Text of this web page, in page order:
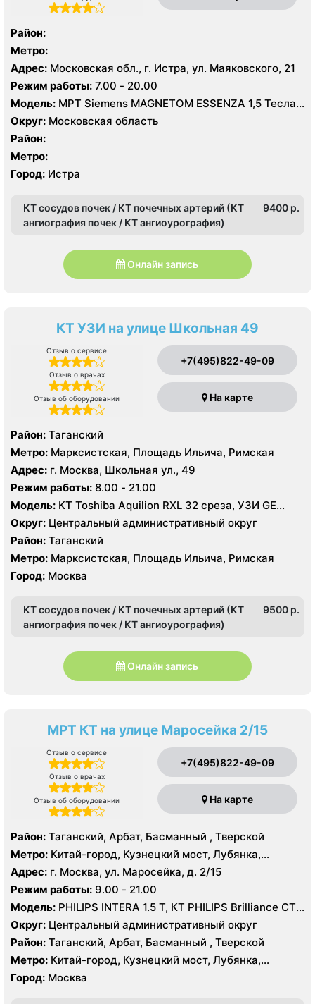
Район:
Метро:
Адрес: Московская обл., г. Истра, ул. Маяковского, 21
Режим работы: 7.00 - 20.00
Модель: МРТ Siemens MAGNETOM ESSENZA 1,5 Тесла,
КТ Siemens SOMATOM Scope 16 срезов, УЗИ
Округ: Московская область
Район:
Метро:
Город: Истра
КТ сосудов почек / КТ почечных артерий (КТ
ангиография почек / КТ ангиоурография)
9400 p.
Онлайн запись
КТ УЗИ на улице Школьная 49
Отзыв о сервисе
Отзыв о врачах
Отзыв об оборудовании
+7(495)822-49-09
На карте
Район: Таганский
Метро: Марксистская, Площадь Ильича, Римская
Адрес: г. Москва, Школьная ул., 49
Режим работы: 8.00 - 21.00
Модель: КТ Toshiba Aquilion RXL 32 среза, УЗИ GE
Logic 9
Округ: Центральный административный округ
Район: Таганский
Метро: Марксистская, Площадь Ильича, Римская
Город: Москва
КТ сосудов почек / КТ почечных артерий (КТ
ангиография почек / КТ ангиоурография)
9500 p.
Онлайн запись
МРТ КТ на улице Маросейка 2/15
Отзыв о сервисе
Отзыв о врачах
Отзыв об оборудовании
+7(495)822-49-09
На карте
Район: Таганский, Арбат, Басманный , Тверской
Метро: Китай-город, Кузнецкий мост, Лубянка,
Охотный ряд, Площадь Революции, Сретенский
бульвар, Театральная
Адрес: г. Москва, ул. Маросейка, д. 2/15
Режим работы: 9.00 - 21.00
Модель: PHILIPS INTERA 1.5 T, КТ PHILIPS Brilliance CT
16 срезов
Округ: Центральный административный округ
Район: Таганский, Арбат, Басманный , Тверской
Метро: Китай-город, Кузнецкий мост, Лубянка,
Охотный ряд, Площадь Революции, Сретенский
бульвар, Театральная
Город: Москва